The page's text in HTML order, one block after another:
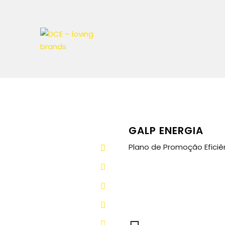
GALP ENERGIA
Plano de Promoção